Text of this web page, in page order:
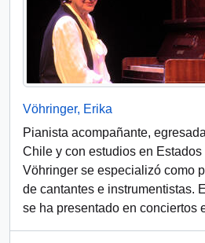
Vöhringer, Erika
Pianista acompañante,
Chile y con estudios en
Vöhringer se especializó como
de cantantes e instrumentistas.
se ha presentado en conciertos